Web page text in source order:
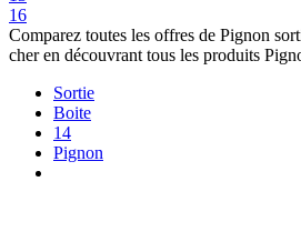
16
Comparez toutes les offres de Pignon
cher en découvrant tous les produits
Sortie
Boite
14
Pignon